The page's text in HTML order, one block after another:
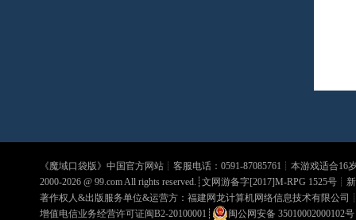
《魔域口袋版》中国官方网站┊客服电话：0591-87085761┊本游戏适合16
2000-2026 @ 99.comAll rights reserved.┊文网游备字[2017]M-RPG 1525号┊
著作权人&出版服务单位&运营方：福建网龙计算机网络信息技术有限公司
增值电信业务经营许可证闽B2-20100001 ┊ 闽公网安备 35010002000102号